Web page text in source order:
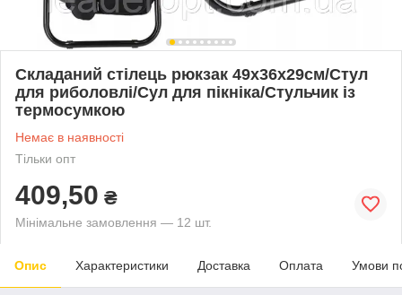
Складаний стілець рюкзак 49х36х29см/Стул
для риболовлі/Сул для пікніка/Стульчик із
термосумкою
Немає в наявності
Тільки опт
409,50 ₴
Мінімальне замовлення — 12 шт.
Опис Характеристики Доставка Оплата Умови